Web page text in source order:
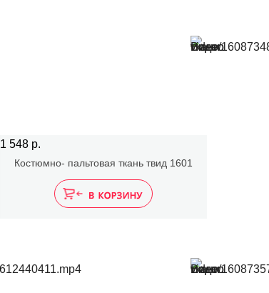
1 548 р.
Костюмно- пальтовая ткань твид 1601